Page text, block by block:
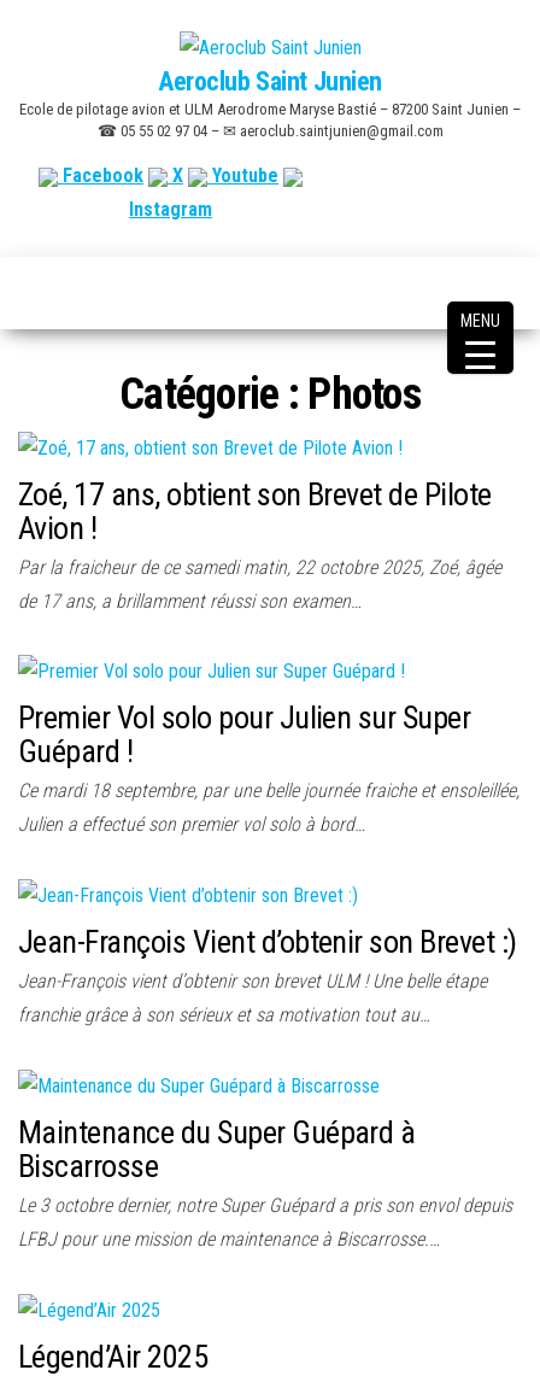
content
Aeroclub Saint Junien
Ecole de pilotage avion et ULM Aerodrome Maryse Bastié – 87200 Saint Junien –
☎ 05 55 02 97 04 – ✉ aeroclub.saintjunien@gmail.com
Facebook X
Youtube
Instagram
Catégorie : Photos
Zoé, 17 ans, obtient son Brevet de Pilote
Avion !
Par la fraicheur de ce samedi matin, 22 octobre 2025, Zoé, âgée
de 17 ans, a brillamment réussi son examen…
Premier Vol solo pour Julien sur Super
Guépard !
Ce mardi 18 septembre, par une belle journée fraiche et ensoleillée,
Julien a effectué son premier vol solo à bord…
Jean-François Vient d’obtenir son Brevet :)
Jean-François vient d’obtenir son brevet ULM ! Une belle étape
franchie grâce à son sérieux et sa motivation tout au…
Maintenance du Super Guépard à
Biscarrosse
Le 3 octobre dernier, notre Super Guépard a pris son envol depuis
LFBJ pour une mission de maintenance à Biscarrosse.…
Légend’Air 2025
MENU